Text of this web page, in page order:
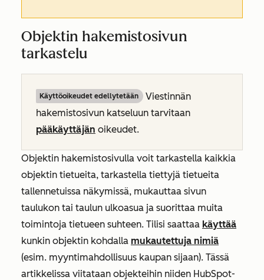
Objektin hakemistosivun
tarkastelu
Käyttöoikeudet edellytetään
Viestinnän
hakemistosivun katseluun tarvitaan
pääkäyttäjän oikeudet.
Objektin hakemistosivulla voit tarkastella kaikkia
objektin tietueita, tarkastella tiettyjä tietueita
tallennetuissa näkymissä, mukauttaa sivun
taulukon tai taulun ulkoasua ja suorittaa muita
toimintoja tietueen suhteen. Tilisi saattaa käyttää
kunkin objektin kohdalla mukautettuja nimiä
(esim. myyntimahdollisuus kaupan sijaan). Tässä
artikkelissa viitataan objekteihin niiden HubSpot-